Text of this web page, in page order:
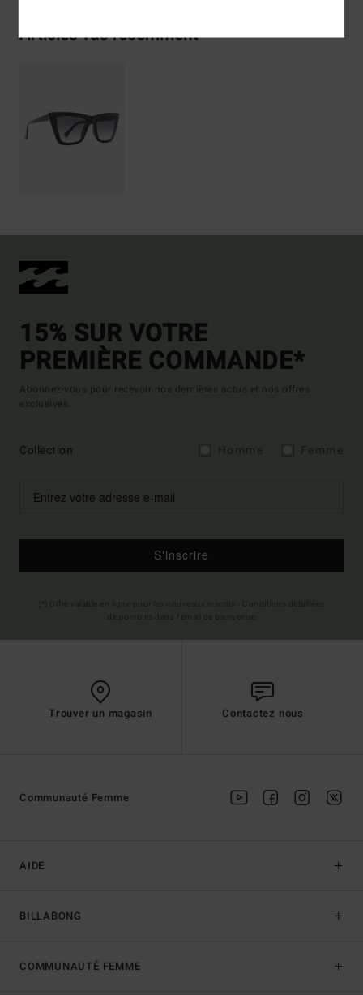
Articles vus récemment
15% SUR VOTRE
PREMIÈRE COMMANDE*
Abonnez-vous pour recevoir nos dernières actus et nos offres
exclusives.
Collection
S'inscrire
Trouver un magasin Contactez nous
AIDE
BILLABONG
Communauté Femme
COMMUNAUTÉ FEMME